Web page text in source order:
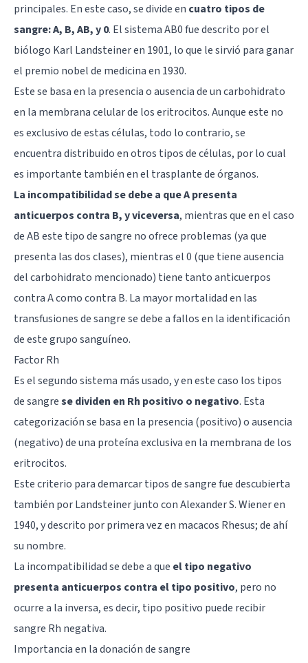
principales. En este caso, se divide en cuatro tipos de
sangre: A, B, AB, y 0. El sistema AB0 fue descrito por el
biólogo Karl Landsteiner en 1901, lo que le sirvió para ganar
el premio nobel de medicina en 1930.
Este se basa en la presencia o ausencia de un carbohidrato
en la membrana celular de los eritrocitos. Aunque este no
es exclusivo de estas células, todo lo contrario, se
encuentra distribuido en otros tipos de células, por lo cual
es importante también en el trasplante de órganos.
La incompatibilidad se debe a que A presenta
anticuerpos contra B, y viceversa, mientras que en el caso
de AB este tipo de sangre no ofrece problemas (ya que
presenta las dos clases), mientras el 0 (que tiene ausencia
del carbohidrato mencionado) tiene tanto anticuerpos
contra A como contra B. La mayor mortalidad en las
transfusiones de sangre se debe a fallos en la identificación
de este grupo sanguíneo.
Factor Rh
Es el segundo sistema más usado, y en este caso los tipos
de sangrese dividen en Rh positivo o negativo. Esta
categorización se basa en la presencia (positivo) o ausencia
(negativo) de una proteína exclusiva en la membrana de los
eritrocitos.
Este criterio para demarcar tipos de sangre fue descubierta
también por Landsteiner junto con Alexander S. Wiener en
1940, y descrito por primera vez en macacos Rhesus; de ahí
su nombre.
La incompatibilidad se debe a que el tipo negativo
presenta anticuerpos contra el tipo positivo, pero no
ocurre a la inversa, es decir, tipo positivo puede recibir
sangre Rh negativa.
Importancia en la donación de sangre